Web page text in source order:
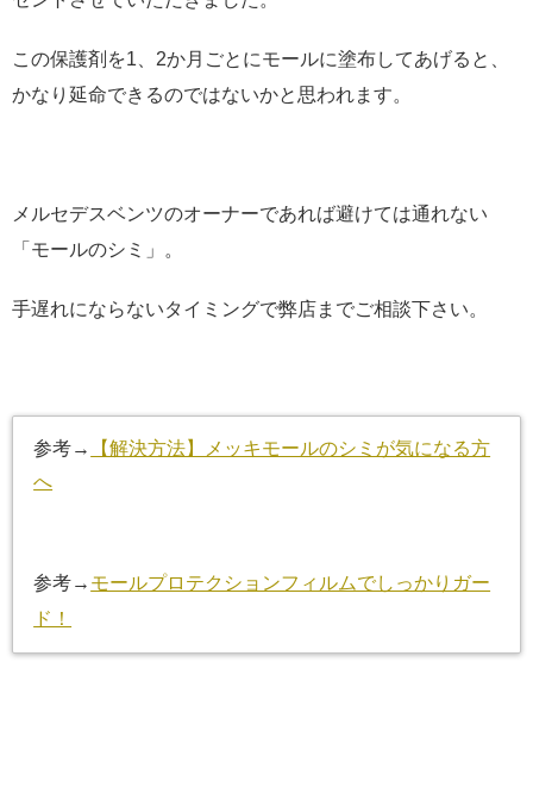
この保護剤を1、2か月ごとにモールに塗布してあげると、
かなり延命できるのではないかと思われます。
メルセデスベンツのオーナーであれば避けては通れない
「モールのシミ」。
手遅れにならないタイミングで弊店までご相談下さい。
参考→
【解決方法】メッキモールのシミが気になる方
へ
参考→ モールプロテクションフィルムでしっかりガー
ド！